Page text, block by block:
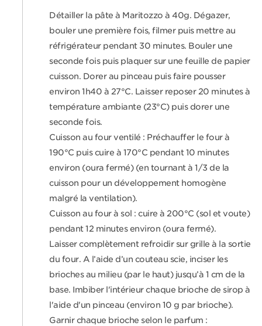
Détailler la pâte à Maritozzo à 40g. Dégazer,
bouler une première fois, filmer puis mettre au
réfrigérateur pendant 30 minutes. Bouler une
seconde fois puis plaquer sur une feuille de papier
cuisson. Dorer au pinceau puis faire pousser
environ 1h40 à 27°C. Laisser reposer 20 minutes à
température ambiante (23°C) puis dorer une
seconde fois.
Cuisson au four ventilé : Préchauffer le four à
190°C puis cuire à 170°C pendant 10 minutes
environ (oura fermé) (en tournant à 1/3 de la
cuisson pour un développement homogène
malgré la ventilation).
Cuisson au four à sol : cuire à 200°C (sol et voute)
pendant 12 minutes environ (oura fermé).
Laisser complètement refroidir sur grille à la sortie
du four. A l’aide d’un couteau scie, inciser les
brioches au milieu (par le haut) jusqu’à 1 cm de la
base. Imbiber l'intérieur chaque brioche de sirop à
l'aide d'un pinceau (environ 10 g par brioche).
Garnir chaque brioche selon le parfum :